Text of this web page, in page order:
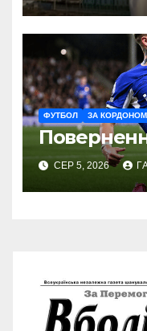
ФУТБОЛ ЗА КОРДОНОМ
СЕР 5, 2026